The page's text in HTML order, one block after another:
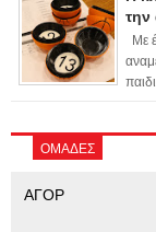
την
Με
ΟΜΑΔΕΣ
ΑΓΟΡ